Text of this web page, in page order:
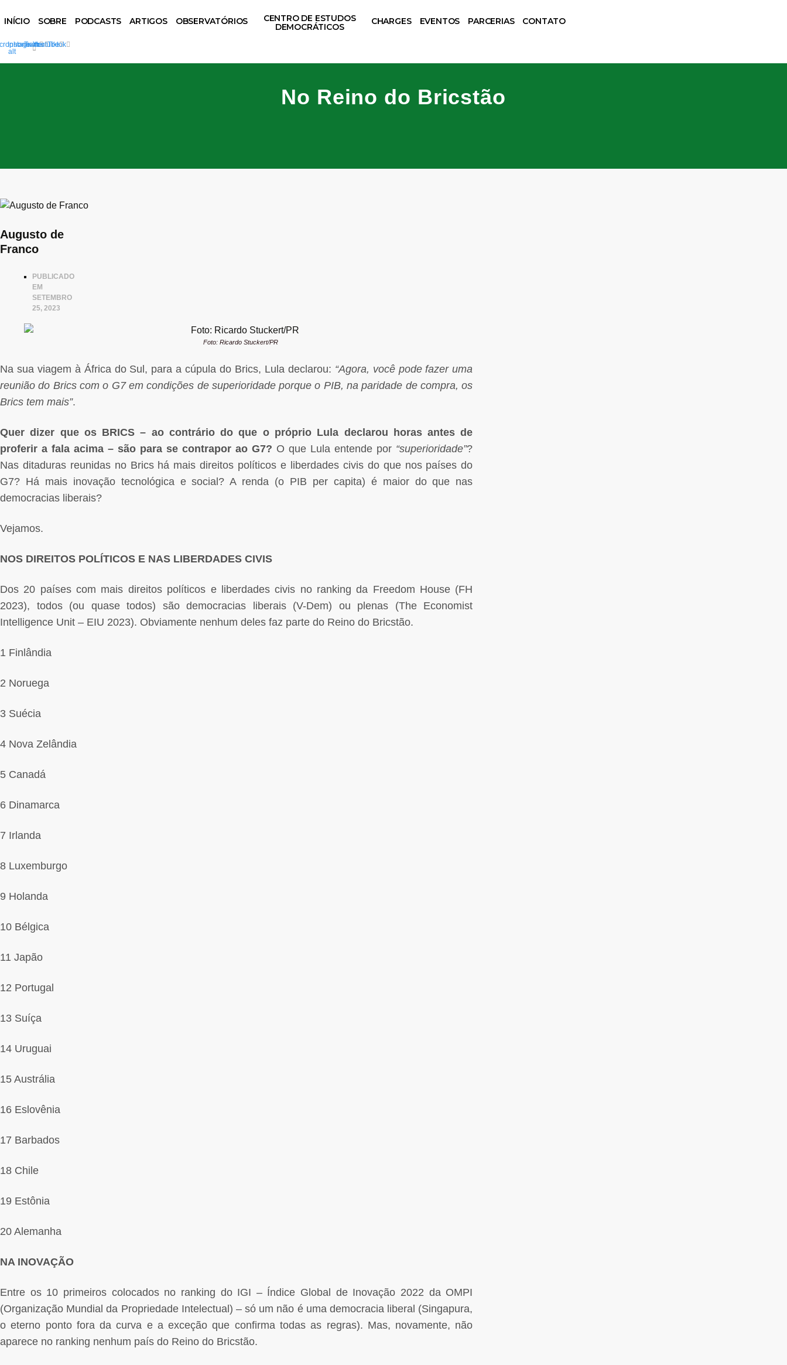
INÍCIO SOBRE PODCASTS ARTIGOS OBSERVATÓRIOS
CENTRO DE ESTUDOS
DEMOCRÁTICOS
CHARGES EVENTOS PARCERIAS CONTATO
alt
Instagram
Twitter
Youtube
Tiktok
No Reino do Bricstão
Augusto de
Franco
PUBLICADO
EM
SETEMBRO
25, 2023
Foto: Ricardo Stuckert/PR
Na sua viagem à África do Sul, para a cúpula do Brics, Lula declarou: “Agora, você pode fazer uma
reunião do Brics com o G7 em condições de superioridade porque o PIB, na paridade de compra, os
Brics tem mais”.
Quer dizer que os BRICS – ao contrário do que o próprio Lula declarou horas antes de
proferir a fala acima – são para se contrapor ao G7? O que Lula entende por “superioridade”?
Nas ditaduras reunidas no Brics há mais direitos políticos e liberdades civis do que nos países do
G7? Há mais inovação tecnológica e social? A renda (o PIB per capita) é maior do que nas
democracias liberais?
Vejamos.
NOS DIREITOS POLÍTICOS E NAS LIBERDADES CIVIS
Dos 20 países com mais direitos políticos e liberdades civis no ranking da Freedom House (FH
2023), todos (ou quase todos) são democracias liberais (V-Dem) ou plenas (The Economist
Intelligence Unit – EIU 2023). Obviamente nenhum deles faz parte do Reino do Bricstão.
1 Finlândia
2 Noruega
3 Suécia
4 Nova Zelândia
5 Canadá
6 Dinamarca
7 Irlanda
8 Luxemburgo
9 Holanda
10 Bélgica
11 Japão
12 Portugal
13 Suíça
14 Uruguai
15 Austrália
16 Eslovênia
17 Barbados
18 Chile
19 Estônia
20 Alemanha
NA INOVAÇÃO
Entre os 10 primeiros colocados no ranking do IGI – Índice Global de Inovação 2022 da OMPI
(Organização Mundial da Propriedade Intelectual) – só um não é uma democracia liberal (Singapura,
o eterno ponto fora da curva e a exceção que confirma todas as regras). Mas, novamente, não
aparece no ranking nenhum país do Reino do Bricstão.